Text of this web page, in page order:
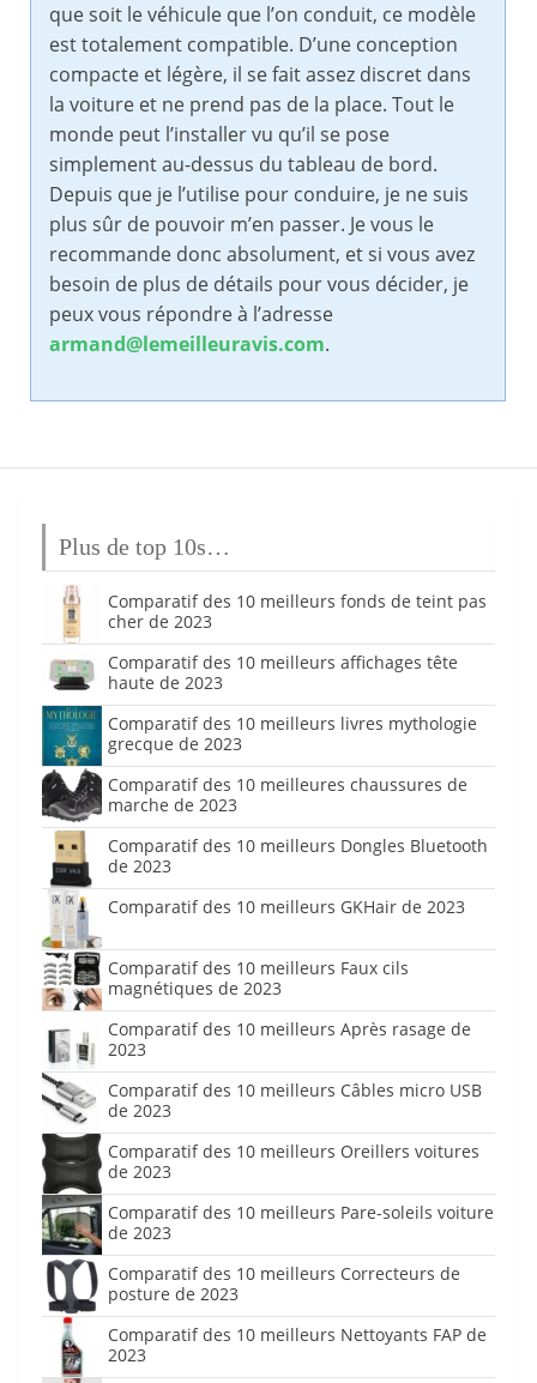
que soit le véhicule que l’on conduit, ce modèle
est totalement compatible. D’une conception
compacte et légère, il se fait assez discret dans
la voiture et ne prend pas de la place. Tout le
monde peut l’installer vu qu’il se pose
simplement au-dessus du tableau de bord.
Depuis que je l’utilise pour conduire, je ne suis
plus sûr de pouvoir m’en passer. Je vous le
recommande donc absolument, et si vous avez
besoin de plus de détails pour vous décider, je
peux vous répondre à l’adresse
armand@lemeilleuravis.com.
Plus de top 10s…
Comparatif des 10 meilleurs fonds de teint pas
cher de 2023
Comparatif des 10 meilleurs affichages tête
haute de 2023
Comparatif des 10 meilleurs livres mythologie
grecque de 2023
Comparatif des 10 meilleures chaussures de
marche de 2023
Comparatif des 10 meilleurs Dongles Bluetooth
de 2023
Comparatif des 10 meilleurs GKHair de 2023
Comparatif des 10 meilleurs Faux cils
magnétiques de 2023
Comparatif des 10 meilleurs Après rasage de
2023
Comparatif des 10 meilleurs Câbles micro USB
de 2023
Comparatif des 10 meilleurs Oreillers voitures
de 2023
Comparatif des 10 meilleurs Pare-soleils voiture
de 2023
Comparatif des 10 meilleurs Correcteurs de
posture de 2023
Comparatif des 10 meilleurs Nettoyants FAP de
2023